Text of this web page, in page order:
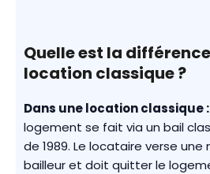
Quelle est la
location classique ?
Dans une location classique :
logement se fait via un bail
de 1989. Le locataire verse
bailleur et doit quitter le